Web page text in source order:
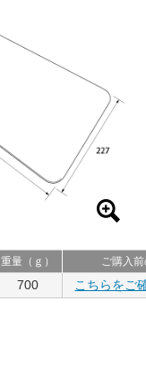
重量（ｇ） ご購入
700 こちらをご